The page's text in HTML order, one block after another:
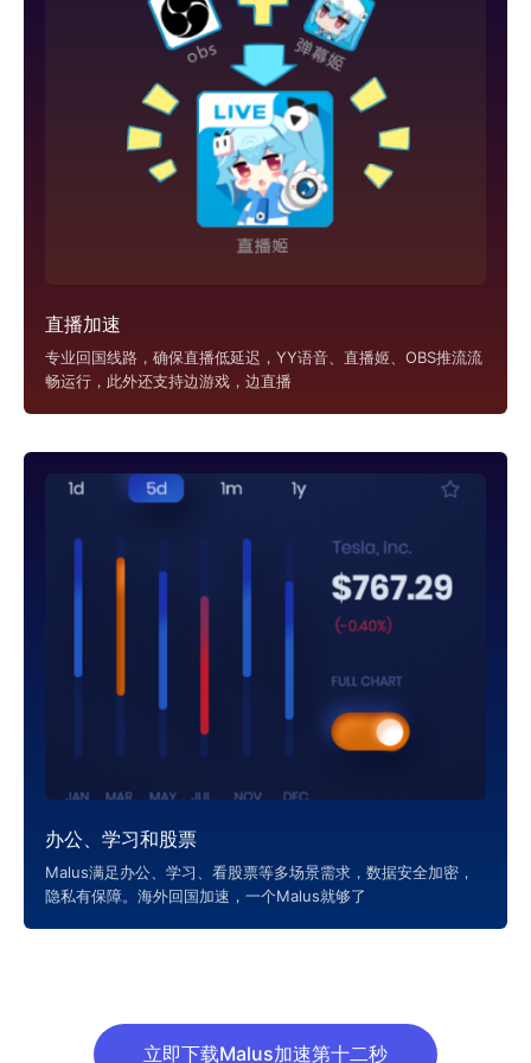
直播加速
专业回国线路，确保直播低延迟，YY语音、直播姬、OBS推流流
畅运行，此外还支持边游戏，边直播
办公、学习和股票
Malus满足办公、学习、看股票等多场景需求，数据安全加密，
隐私有保障。海外回国加速，一个Malus就够了
立即下载Malus加速第十二秒